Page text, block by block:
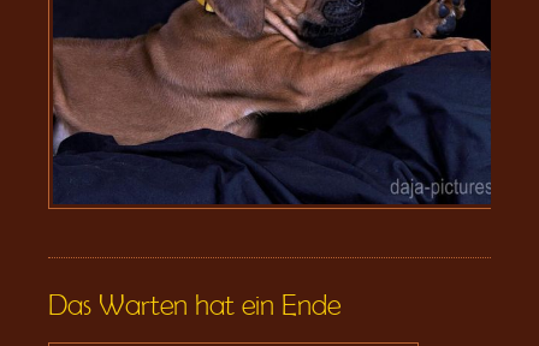
Das Warten hat ein Ende